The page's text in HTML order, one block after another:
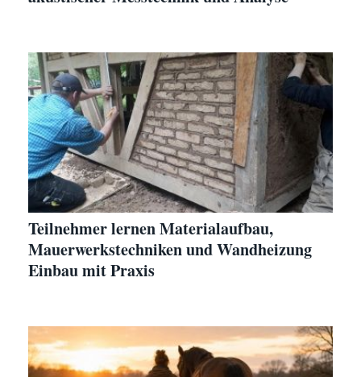
Teilnehmer lernen Materialaufbau,
Mauerwerkstechniken und Wandheizung
Einbau mit Praxis